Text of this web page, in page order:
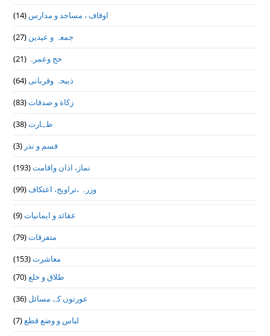
اوقاف ، مساجد و مدارس (14)
جمعہ و عیدین (27)
حج وعمرہ (21)
ذبیحہ وقربانی(64)
زکاة و صدقات(83)
طہارت(38)
قسم و نذر (3)
نماز، اذان واقامت(193)
وزرہ ،تراويح، اعتكاف(99)
عقائد و ایمانیات(9)
متفرقات(79)
معاشرت(153)
طلاق و خلع(70)
عورتوں کے مسائل (36)
لباس و وضع قطع(7)